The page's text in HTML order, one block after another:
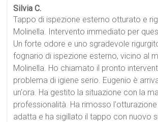
Silvia C.
Tappo di ispezione esterno otturato e
Molinella. Intervento immediato per
Un forte odore e uno sgradevole
fognario di ispezione esterno, vicino al
Molinella. Ho chiamato il pronto
problema di igiene serio. Eugenio è
un'ora. Ha gestito la situazione con la
professionalità. Ha rimosso
adatta e ha sigillato il tappo con nuovo